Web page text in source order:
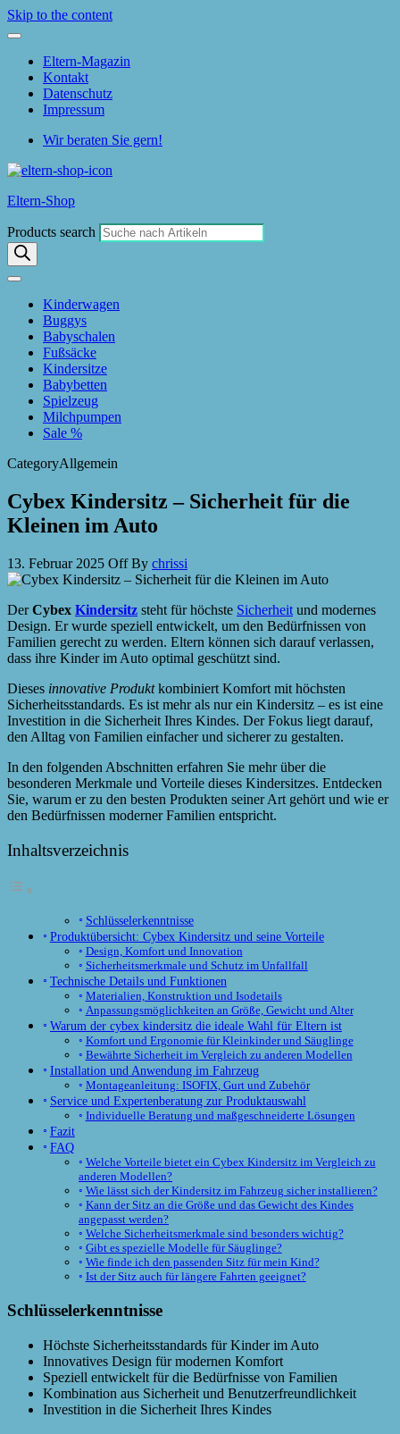
Skip to the content
Eltern-Magazin
Kontakt
Datenschutz
Impressum
Wir beraten Sie gern!
Eltern-Shop
Products search
Kinderwagen
Buggys
Babyschalen
Fußsäcke
Kindersitze
Babybetten
Spielzeug
Milchpumpen
Sale %
CategoryAllgemein
Cybex Kindersitz – Sicherheit für die
Kleinen im Auto
13. Februar 2025 OffBy chrissi
DerCybex Kindersitz steht für höchste Sicherheit und modernes
Design. Er wurde speziell entwickelt, um den Bedürfnissen von
Familien gerecht zu werden. Eltern können sich darauf verlassen,
dass ihre Kinder im Auto optimal geschützt sind.
Dieses innovative Produktkombiniert Komfort mit höchsten
Sicherheitsstandards. Es ist mehr als nur ein Kindersitz – es ist eine
Investition in die Sicherheit Ihres Kindes. Der Fokus liegt darauf,
den Alltag von Familien einfacher und sicherer zu gestalten.
In den folgenden Abschnitten erfahren Sie mehr über die
besonderen Merkmale und Vorteile dieses Kindersitzes. Entdecken
Sie, warum er zu den besten Produkten seiner Art gehört und wie er
den Bedürfnissen moderner Familien entspricht.
Inhaltsverzeichnis
Schlüsselerkenntnisse
Produktübersicht: Cybex Kindersitz und seine Vorteile
Design, Komfort und Innovation
Sicherheitsmerkmale und Schutz im Unfallfall
Technische Details und Funktionen
Materialien, Konstruktion und Isodetails
Anpassungsmöglichkeiten an Größe, Gewicht und Alter
Warum der cybex kindersitz die ideale Wahl für Eltern ist
Komfort und Ergonomie für Kleinkinder und Säuglinge
Bewährte Sicherheit im Vergleich zu anderen Modellen
Installation und Anwendung im Fahrzeug
Montageanleitung: ISOFIX, Gurt und Zubehör
Service und Expertenberatung zur Produktauswahl
Individuelle Beratung und maßgeschneiderte Lösungen
Fazit
FAQ
Welche Vorteile bietet ein Cybex Kindersitz im Vergleich zu
anderen Modellen?
Wie lässt sich der Kindersitz im Fahrzeug sicher installieren?
Kann der Sitz an die Größe und das Gewicht des Kindes
angepasst werden?
Welche Sicherheitsmerkmale sind besonders wichtig?
Gibt es spezielle Modelle für Säuglinge?
Wie finde ich den passenden Sitz für mein Kind?
Ist der Sitz auch für längere Fahrten geeignet?
Schlüsselerkenntnisse
Höchste Sicherheitsstandards für Kinder im Auto
Innovatives Design für modernen Komfort
Speziell entwickelt für die Bedürfnisse von Familien
Kombination aus Sicherheit und Benutzerfreundlichkeit
Investition in die Sicherheit Ihres Kindes